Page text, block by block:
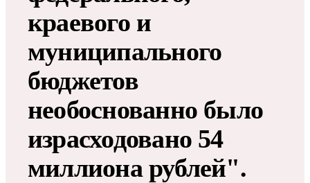
краевого и
муниципального
бюджетов
необоснованно было
израсходовано 54
миллиона рублей".